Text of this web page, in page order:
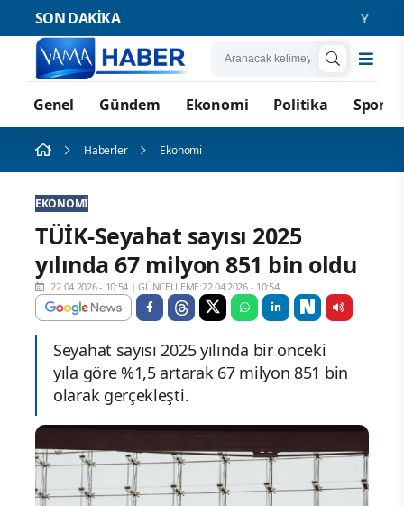
SON DAKİKA YENİ
Genel Gündem Ekonomi Politika Spor
Haberler Ekonomi
EKONOMI
TÜİK-Seyahat sayısı 2025
yılında 67 milyon 851 bin oldu
22.04.2026 - 10:54 |GÜNCELLEME:22.04.2026 - 10:54
Seyahat sayısı 2025 yılında bir önceki
yıla göre %1,5 artarak 67 milyon 851 bin
olarak gerçekleşti.